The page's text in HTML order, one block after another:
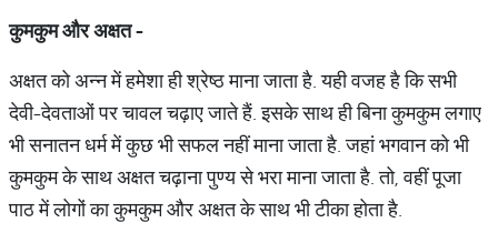
कुमकुमऔरअक्षत-
अक्षत को अन्न में हमेशा ही श्रेष्ठ माना जाता है. यही वजह है कि सभी
देवी-देवताओं पर चावल चढ़ाए जाते हैं. इसके साथ ही बिना कुमकुम लगाए
भी सनातन धर्म में कुछ भी सफल नहीं माना जाता है. जहां भगवान को भी
कुमकुम के साथ अक्षत चढ़ाना पुण्य से भरा माना जाता है. तो, वहीं पूजा
पाठ में लोगों का कुमकुम और अक्षत के साथ भी टीका होता है.